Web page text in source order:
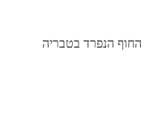
החוף הנפרד בטבריה